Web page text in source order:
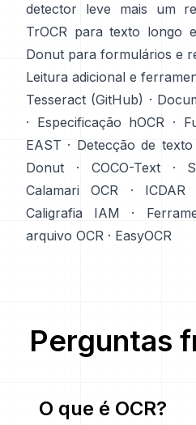
detector leve mais um
TrOCR para texto longo
Donut para formulários e
Leitura adicional e
Tesseract (GitHub) ·
· Especificação hOCR ·
EAST · Detecção de
Donut · COCO-Text·
Calamari OCR · ICDAR
Caligrafia IAM
·
arquivo OCR · EasyOCR
Perguntas
O que é OCR?